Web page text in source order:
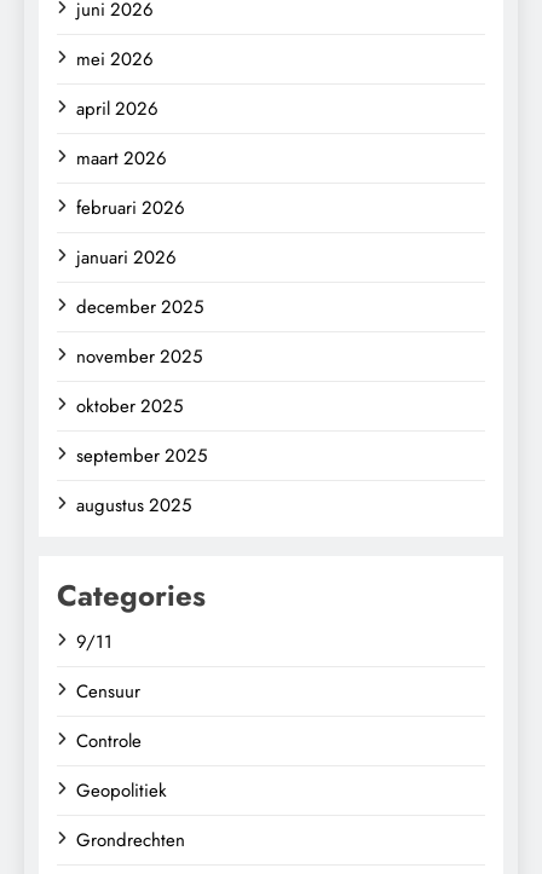
juni 2026
mei 2026
april 2026
maart 2026
februari 2026
januari 2026
december 2025
november 2025
oktober 2025
september 2025
augustus 2025
Categories
9/11
Censuur
Controle
Geopolitiek
Grondrechten